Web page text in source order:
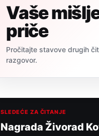
Vaše
priče
Pročitajte stavove drugih
razgovor.
SLEDEĆE ZA ČITANJE
Nagrada Živorad